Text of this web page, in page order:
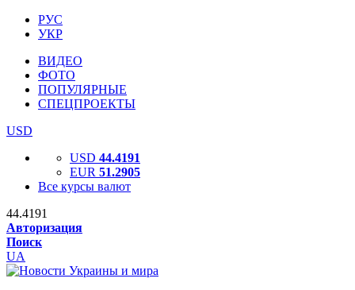
РУС
УКР
ВИДЕО
ФОТО
ПОПУЛЯРНЫЕ
СПЕЦПРОЕКТЫ
USD
USD 44.4191
EUR 51.2905
Все курсы валют
44.4191
Авторизация
Поиск
UA